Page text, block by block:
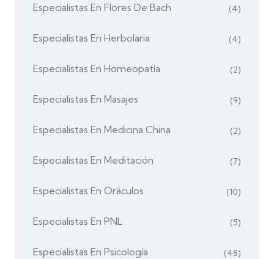
Especialistas En Flores De Bach (4)
Especialistas En Herbolaria (4)
Especialistas En Homeopatía (2)
Especialistas En Masajes (9)
Especialistas En Medicina China (2)
Especialistas En Meditación (7)
Especialistas En Oráculos (10)
Especialistas En PNL (5)
Especialistas En Psicología (48)